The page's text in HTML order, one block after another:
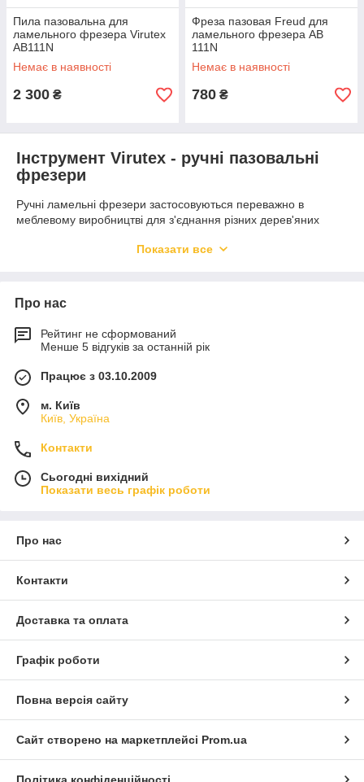
Пила пазовальна для
ламельного фрезера Virutex
AB111N
Немає в наявності
2 300 ₴
Фреза пазовая Freud для
ламельного фрезера AB
111N
Немає в наявності
780 ₴
Інструмент Virutex - ручні пазовальні
фрезери
Ручні ламельні фрезери застосовуються переважно в
меблевому виробництві для з'єднання різних дерев'яних
вибірку паза під ламелі і плоскі шканти будь-якого
займаються деревообробкою та меблевим виробництвом.
пазувальний для ламельного фрезера AB111N.
Показати все
Про нас
Рейтинг не сформований
Менше 5 відгуків за останній рік
Працює з 03.10.2009
м. Київ
Київ, Україна
Контакти
Сьогодні вихідний
Показати весь графік роботи
Про нас
Контакти
Доставка та оплата
Графік роботи
Повна версія сайту
Сайт створено на маркетплейсі Prom.ua